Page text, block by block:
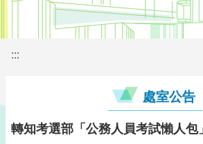
:::
處室公告
轉知考選部「公務人員考試懶人包